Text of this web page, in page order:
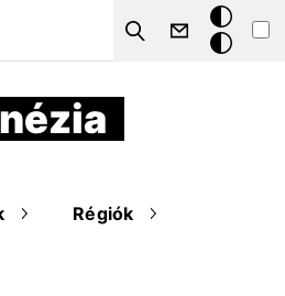
Search
Sötét
mód
Régiók